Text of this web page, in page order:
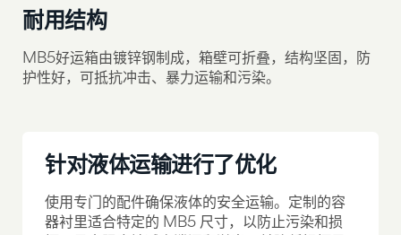
耐用结构
MB5好运箱由镀锌钢制成，箱壁可折叠，结构坚固，防
护性好，可抵抗冲击、暴力运输和污染。
针对液体运输进行了优化
使用专门的配件确保液体的安全运输。定制的容
器衬里适合特定的 MB5 尺寸，以防止污染和损